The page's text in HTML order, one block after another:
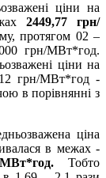
ціни на
2449,77 грн/
протягом 02 –
грн/МВт*год.
ціни на
грн/МВт*год -
в порівнянні з
ціна
в межах -
Тобто